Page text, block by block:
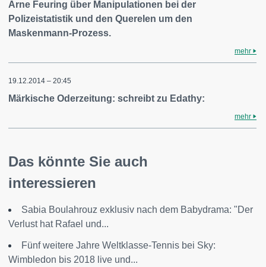
Arne Feuring über Manipulationen bei der
Polizeistatistik und den Querelen um den
Maskenmann-Prozess.
mehr
19.12.2014 – 20:45
Märkische Oderzeitung: schreibt zu Edathy:
mehr
Das könnte Sie auch
interessieren
Sabia Boulahrouz exklusiv nach dem Babydrama: "Der
Verlust hat Rafael und...
Fünf weitere Jahre Weltklasse-Tennis bei Sky:
Wimbledon bis 2018 live und...